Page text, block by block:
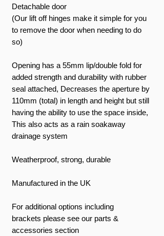
Detachable door
(Our lift off hinges make it simple for you
to remove the door when needing to do
so)
Opening has a 55mm lip/double fold for
added strength and durability with rubber
seal attached, Decreases the aperture by
110mm (total) in length and height but still
having the ability to use the space inside,
This also acts as a rain soakaway
drainage system
Weatherproof, strong, durable
Manufactured in the UK
For additional options including
brackets please see our parts &
accessories section